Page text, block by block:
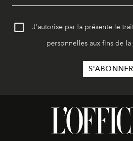
J'autorise par la présente le
personnelles aux fins de la